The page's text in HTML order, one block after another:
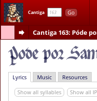
Cantiga Go
Cantiga 163: Póde
Lyrics Music Resources
Show all syllables
Show all